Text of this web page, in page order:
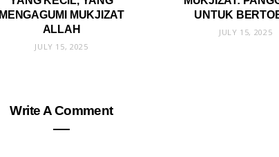
MENGAGUMI MUKJIZAT
ALLAH
JULY 15, 2025
UNTUK
JULY 15, 2025
Write A Comment